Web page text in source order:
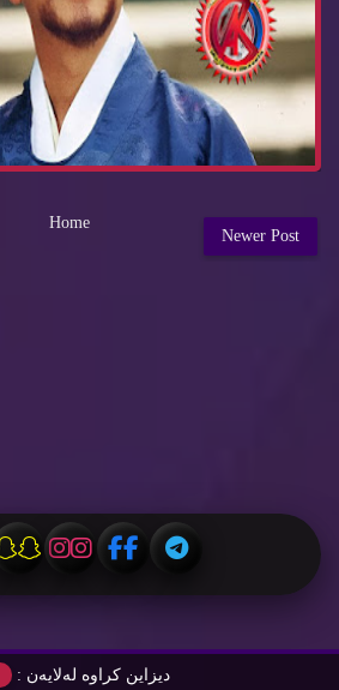
Newer Post
Home
دیزاین كراوه‌ له‌لایه‌ن :